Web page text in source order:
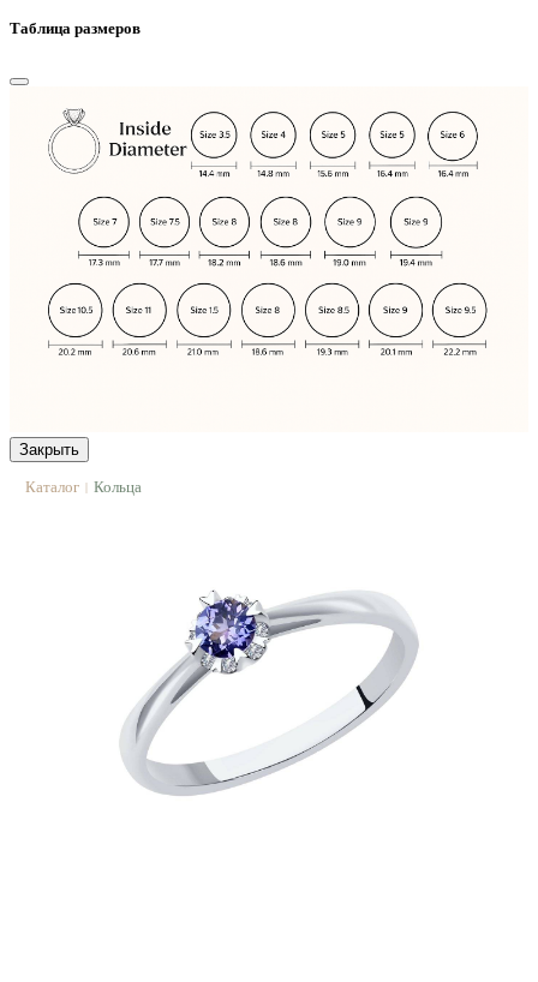
Таблица размеров
Закрыть
Каталог | Кольца